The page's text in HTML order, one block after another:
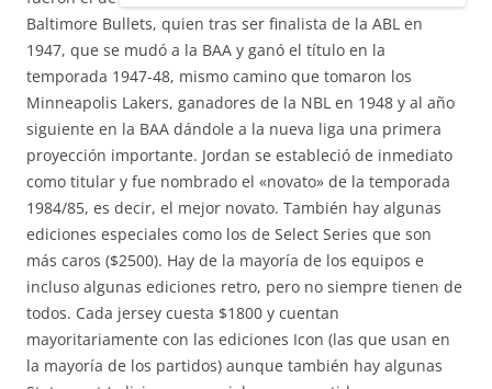
Baltimore Bullets, quien tras ser finalista de la ABL en
1947, que se mudó a la BAA y ganó el título en la
temporada 1947-48, mismo camino que tomaron los
Minneapolis Lakers, ganadores de la NBL en 1948 y al año
siguiente en la BAA dándole a la nueva liga una primera
proyección importante. Jordan se estableció de inmediato
como titular y fue nombrado el «novato» de la temporada
1984/85, es decir, el mejor novato. También hay algunas
ediciones especiales como los de Select Series que son
más caros ($2500). Hay de la mayoría de los equipos e
incluso algunas ediciones retro, pero no siempre tienen de
todos. Cada jersey cuesta $1800 y cuentan
mayoritariamente con las ediciones Icon (las que usan en
la mayoría de los partidos) aunque también hay algunas